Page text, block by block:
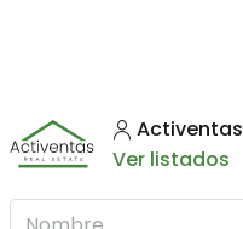
Activentas
Ver listados